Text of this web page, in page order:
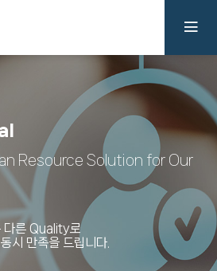
Resource Solution for Our
다른 Quality로
시 만족을 드립니다.